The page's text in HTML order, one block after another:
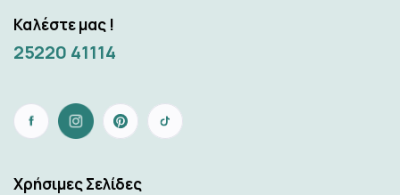
Καλέστε μας !
25220 41114
Xρήσιμες Σελίδες